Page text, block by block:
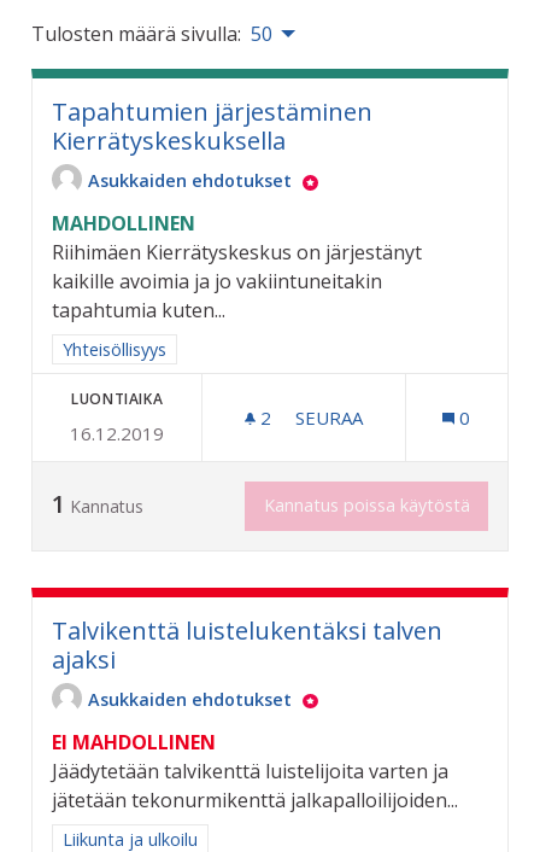
Tulosten määrä sivulla: 50
Tapahtumien järjestäminen
Kierrätyskeskuksella
Asukkaiden ehdotukset
MAHDOLLINEN
Riihimäen Kierrätyskeskus on järjestänyt
kaikille avoimia ja jo vakiintuneitakin
tapahtumia kuten...
Rajaa tulokset aihepiirin mukaan: Yhteisöllisyys
Yhteisöllisyys
LUONTIAIKA
16.12.2019
2 2 SEURAAJAA
SEURAA 0
1 Kannatus Kannatus poissa käytöstä
Talvikenttä luistelukentäksi talven
ajaksi
Asukkaiden ehdotukset
EI MAHDOLLINEN
Jäädytetään talvikenttä luistelijoita varten ja
jätetään tekonurmikenttä jalkapalloilijoiden...
Rajaa tulokset aihepiirin mukaan: Liikunta ja ulkoilu
Liikunta ja ulkoilu